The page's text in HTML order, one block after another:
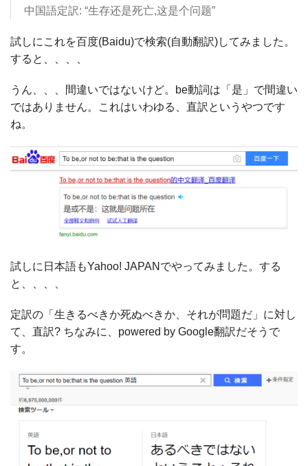
中国語定訳: “生存还是死亡,这是个问题”
試しにこれを百度(Baidu)で検索(自動翻訳)してみました。
すると、、、、
うん、、、間違いではないけど。be動詞は「是」で間違い
ではありません。これはいわゆる、直訳というやつです
ね。
試しに日本語もYahoo! JAPANでやってみました。する
と、、、、
定訳の「生きるべきか死ぬべきか、それが問題だ」に対し
て、直訳? ちなみに、powered by Google翻訳だそうで
す。